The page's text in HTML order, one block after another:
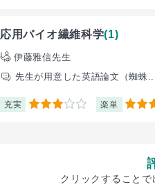
応用バイオ繊維科学(1)
伊藤雅信先生
先生が用意した英語論文（蜘蛛
充実 3 楽単 5
クリックすることで